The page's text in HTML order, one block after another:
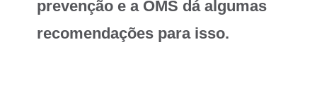
prevenção e a OMS dá algumas
recomendações para isso.